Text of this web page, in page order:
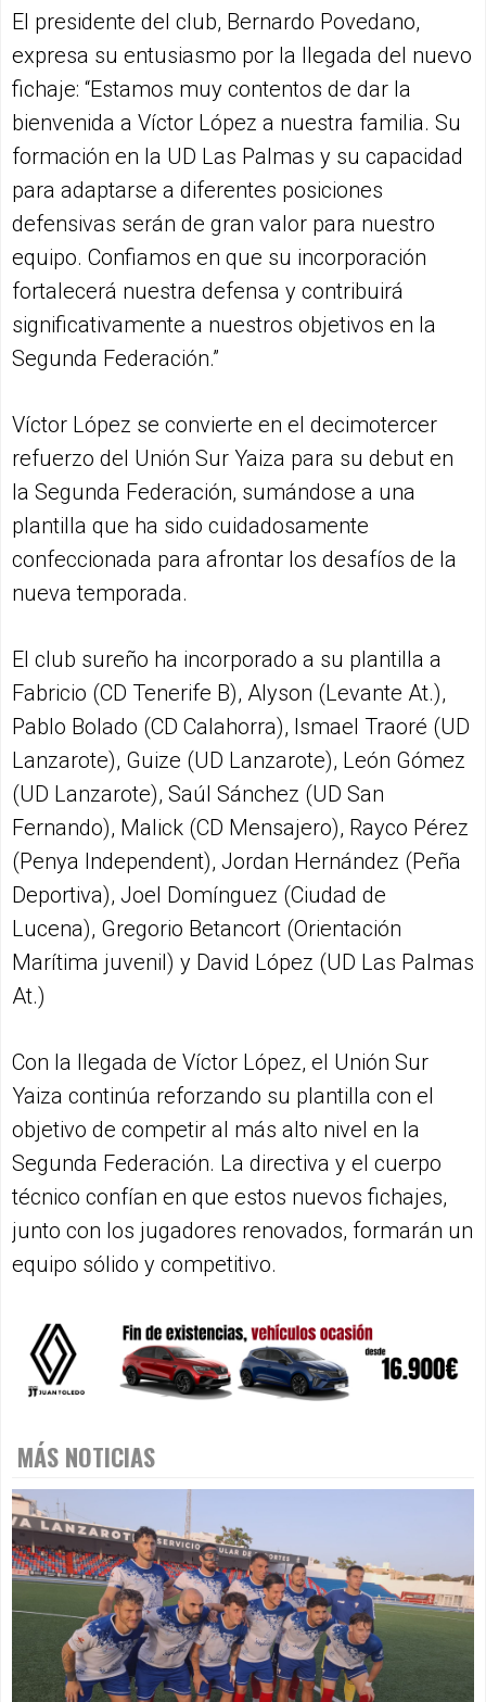
El presidente del club, Bernardo Povedano,
expresa su entusiasmo por la llegada del nuevo
fichaje: “Estamos muy contentos de dar la
bienvenida a Víctor López a nuestra familia. Su
formación en la UD Las Palmas y su capacidad
para adaptarse a diferentes posiciones
defensivas serán de gran valor para nuestro
equipo. Confiamos en que su incorporación
fortalecerá nuestra defensa y contribuirá
significativamente a nuestros objetivos en la
Segunda Federación.”
Víctor López se convierte en el decimotercer
refuerzo del Unión Sur Yaiza para su debut en
la Segunda Federación, sumándose a una
plantilla que ha sido cuidadosamente
confeccionada para afrontar los desafíos de la
nueva temporada.
El club sureño ha incorporado a su plantilla a
Fabricio (CD Tenerife B), Alyson (Levante At.),
Pablo Bolado (CD Calahorra), Ismael Traoré (UD
Lanzarote), Guize (UD Lanzarote), León Gómez
(UD Lanzarote), Saúl Sánchez (UD San
Fernando), Malick (CD Mensajero), Rayco Pérez
(Penya Independent), Jordan Hernández (Peña
Deportiva), Joel Domínguez (Ciudad de
Lucena), Gregorio Betancort (Orientación
Marítima juvenil) y David López (UD Las Palmas
At.)
Con la llegada de Víctor López, el Unión Sur
Yaiza continúa reforzando su plantilla con el
objetivo de competir al más alto nivel en la
Segunda Federación. La directiva y el cuerpo
técnico confían en que estos nuevos fichajes,
junto con los jugadores renovados, formarán un
equipo sólido y competitivo.
MÁS NOTICIAS